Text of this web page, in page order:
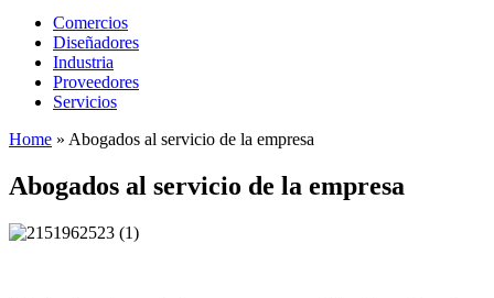
Comercios
Diseñadores
Industria
Proveedores
Servicios
Home » Abogados al servicio de la empresa
Abogados al servicio de la empresa